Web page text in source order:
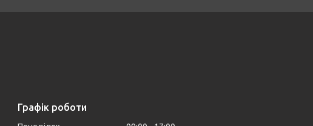
Графік роботи